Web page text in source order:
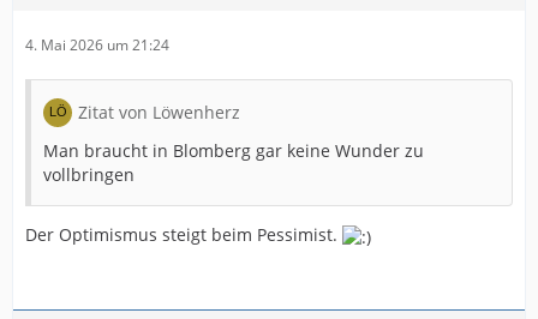
4. Mai 2026 um 21:24
Zitat von Löwenherz
Man braucht in Blomberg gar keine Wunder zu
vollbringen
Der Optimismus steigt beim Pessimist.